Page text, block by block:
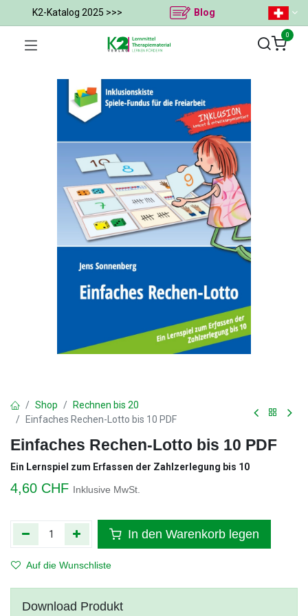
K2-Katalog 2025 >>> Blog
0
Shop
Rechnen bis 20
Einfaches Rechen-Lotto bis 10 PDF
Einfaches Rechen-Lotto bis 10 PDF
Ein Lernspiel zum Erfassen der Zahlzerlegung bis 10
4,60 CHF Inklusive MwSt.
In den Warenkorb legen
Auf die Wunschliste
Download Produkt